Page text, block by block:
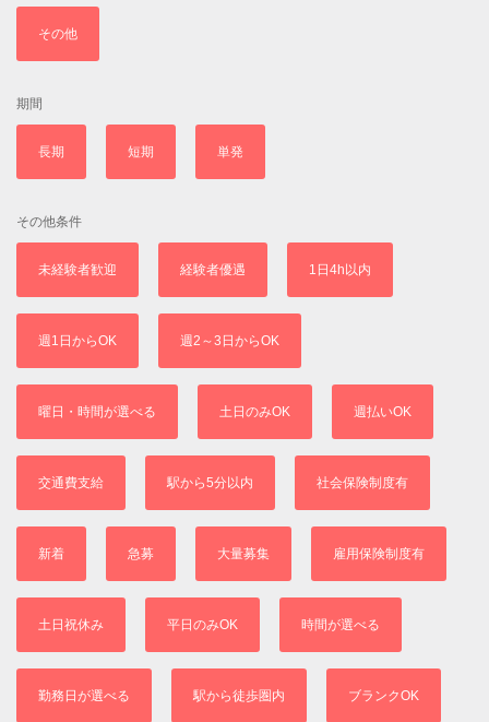
その他
期間
長期 短期 単発
その他条件
未経験者歓迎 経験者優遇 1日4h以内
週1日からOK 週2～3日からOK
曜日・時間が選べる 土日のみOK 週払いOK
交通費支給 駅から5分以内 社会保険制度有
新着 急募 大量募集 雇用保険制度有
土日祝休み 平日のみOK 時間が選べる
勤務日が選べる 駅から徒歩圏内 ブランクOK